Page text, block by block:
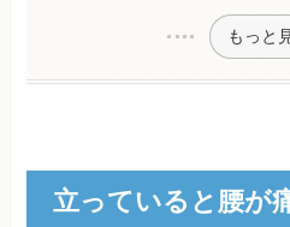
もっと
立っていると腰が